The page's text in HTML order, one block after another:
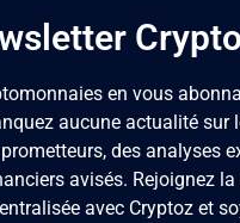
Crypto
en vous
aucune actualité sur
des analyses
avisés. Rejoignez
avec Cryptoz et